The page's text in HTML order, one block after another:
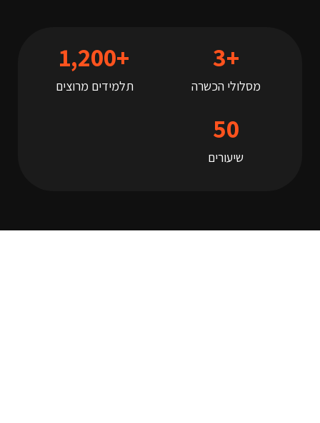
מסלולי הכשרה
+
3
תלמידים מרוצים
+
1,200
שיעורים
50